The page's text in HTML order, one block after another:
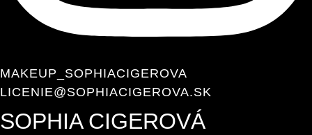
MAKEUP_SOPHIACIGEROVA
LICENIE@SOPHIACIGEROVA.SK
SOPHIA CIGEROVÁ